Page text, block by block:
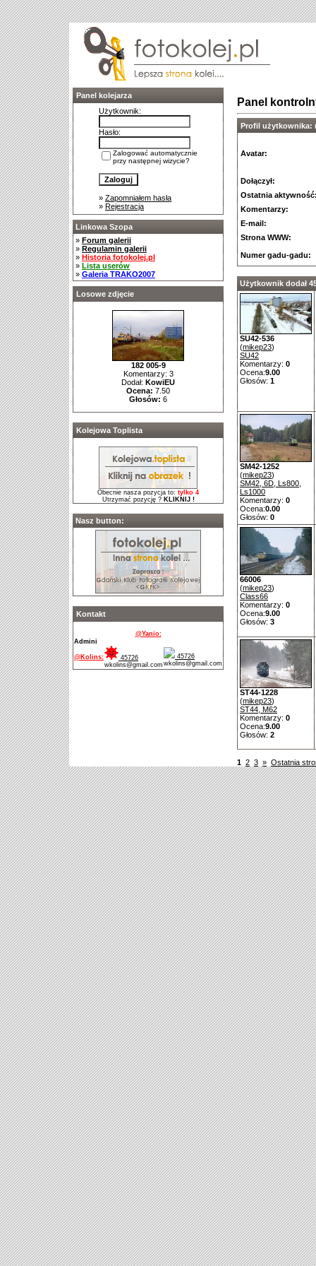
Panel kolejarza
Użytkownik:
Hasło:
Zalogować automatycznie
przy następnej wizycie?
» Zapomniałem hasła
» Rejestracja
Linkowa Szopa
» Forum galerii
» Regulamin galerii
» Historia fotokolej.pl
» Lista userów
» Galeria TRAKO2007
Losowe zdjęcie
182 005-9
Komentarzy: 3
Dodał: KowiEU
Ocena: 7.50
Głosów: 6
Kolejowa Toplista
Obecnie nasza pozycja to: tylko 4
Utrzymać pozycję ? KLIKNIJ !
Nasz button:
Kontakt
@Yanio:
Admini
@Kolins:
45726
wkolins@gmail.com
45726
wkolins@gmail.com
Panel
Profil użytkownika:
Avatar:
Dołączył:
Ostatnia
Komentarzy:
E-mail:
Strona WWW:
Numer gadu-gadu:
Użytkownik dodał
SU42-536
(mikep23)
SU42
Komentarzy: 0
Ocena:9.00
Głosów: 1
SM42-1252
(mikep23)
SM42, 6D, Ls800,
Ls1000
Komentarzy: 0
Ocena:0.00
Głosów: 0
66006
(mikep23)
Class66
Komentarzy: 0
Ocena:9.00
Głosów: 3
ST44-1228
(mikep23)
ST44, M62
Komentarzy: 0
Ocena:9.00
Głosów: 2
1 2 3 » Ostatnia